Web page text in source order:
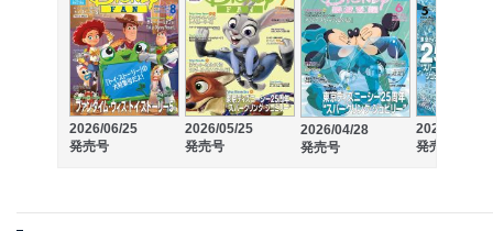
2026/06/25
発売号
2026/05/25
発売号
2026/04/28
発売号
2026/03/25
発売号